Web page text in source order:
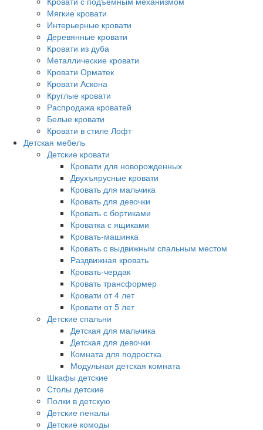
Мягкие кровати
Интерьерные кровати
Деревянные кровати
Кровати из дуба
Металлические кровати
Кровати Орматек
Кровати Аскона
Круглые кровати
Распродажа кроватей
Белые кровати
Кровати в стиле Лофт
Детская мебель
Детские кровати
Кровати для новорожденных
Двухъярусные кровати
Кровать для мальчика
Кровать для девочки
Кровать с бортиками
Кроватка с ящиками
Кровать-машинка
Кровать с выдвижным спальным местом
Раздвижная кровать
Кровать-чердак
Кровать трансформер
Кровати от 4 лет
Кровати от 5 лет
Детские спальни
Детская для мальчика
Детская для девочки
Комната для подростка
Модульная детская комната
Шкафы детские
Столы детские
Полки в детскую
Детские пеналы
Детские комоды